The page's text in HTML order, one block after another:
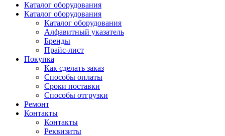
Каталог оборудования
Каталог оборудования
Каталог оборудования
Алфавитный указатель
Бренды
Прайс-лист
Покупка
Как сделать заказ
Способы оплаты
Сроки поставки
Способы отгрузки
Ремонт
Контакты
Контакты
Реквизиты